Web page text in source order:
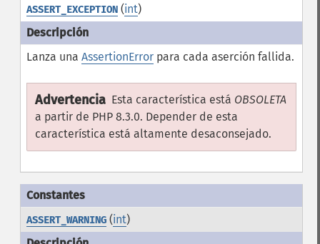
ASSERT_EXCEPTION(int)
Lanza una AssertionErrorpara cada aserción fallida.
Advertencia Esta característica está OBSOLETA
a partir de PHP 8.3.0. Depender de esta
característica está altamente desaconsejado.
ASSERT_WARNING(int)